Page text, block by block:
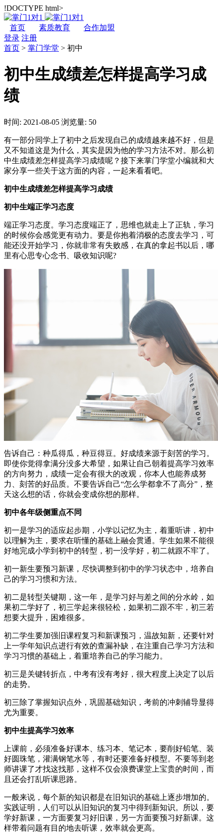
!DOCTYPE html>
首页 素质教育
合作加盟
登录 注册
首页 > 掌门学堂 > 初中
初中生成绩差怎样提高学习成
绩
时间: 2021-08-05 浏览量: 50
有一部分同学上了初中之后发现自己的成绩越来越不好，但是
又不知道这是为什么，其实是因为他的学习方法不对。那么初
中生成绩差怎样提高学习成绩呢？接下来掌门学堂小编就和大
家分享一些关于这方面的内容，一起来看看吧。
初中生成绩差怎样提高学习成绩
初中生端正学习态度
端正学习态度。学习态度端正了，思维也就走上了正轨，学习
的时候你会感觉更有动力。要是你抱着消极的态度去学习，可
能还没开始学习，你就非常有失败感，在真的拿起书以后，哪
里有心思专心念书、吸收知识呢?
告诉自己：种瓜得瓜，种豆得豆。好成绩来源于刻苦的学习。
即使你觉得拿满分没多大希望，如果让自己朝着提高学习效率
的方向努力，成绩一定会有很大的改观，你本人也能养成努
力、刻苦的好品质。不要告诉自己“怎么学都拿不了高分”，整
天这么想的话，你就会变成你想的那样。
初中各年级侧重点不同
初一是学习的适应起步期，小学以记忆为主，着重听讲，初中
以理解为主，要求在听懂的基础上融会贯通。学生如果不能很
好地完成小学到初中的转型，初一没学好，初二就跟不牢了。
初一新生要预习新课，尽快调整到初中的学习状态中，培养自
己的学习习惯和方法。
初二是转型关键期，这一年，是学习好与差之间的分水岭，如
果初二学好了，初三学起来很轻松，如果初二跟不牢，初三若
想要大提升，困难很多。
初二学生要加强旧课程复习和新课预习，温故知新，还要针对
上一学年知识点进行有效的查漏补缺，在注重自己学习方法和
学习习惯的基础上，着重培养自己的学习能力。
初三是关键转折点，中考有没有考好，很大程度上决定了以后
的走势。
初三除了掌握知识点外，巩固基础知识，考前的冲刺辅导显得
尤为重要。
初中生提高学习效率
上课前，必须准备好课本、练习本、笔记本，要削好铅笔、装
好圆珠笔，灌满钢笔水等，有时还要准备好模型。不要等到老
师讲课了才找这找那，这样不仅会浪费课堂上宝贵的时间，而
且还会打乱听课思路。
一般来说，每个新的知识都是在旧知识的基础上逐步增加的。
实践证明，人们可以从旧知识的复习中得到新知识。所以，要
学好新课，一方面要复习好旧课，另一方面要预习好新课。这
样带着问题有目的地去听课，效率就会更高。